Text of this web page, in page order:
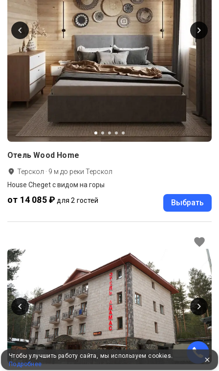
Отель Wood Home
Терскол · 9 м до реки Терскол
House Cheget с видом на горы
от 14 085 ₽ для 2 гостей Выбрать
Чтобы улучшить работу сайта, мы используем cookies.
Подробнее